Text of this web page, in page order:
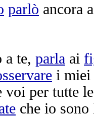
parlò ancora
a te, parla ai
i miei
voi per tutte
che io sono